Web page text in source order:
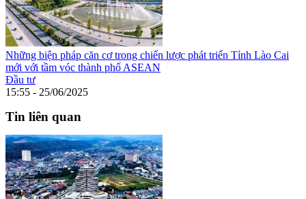
Những biện pháp căn cơ trong chiến lược phát triển Tỉnh Lào Cai
mới với tầm vóc thành phố ASEAN
Đầu tư
15:55 - 25/06/2025
Tin liên quan